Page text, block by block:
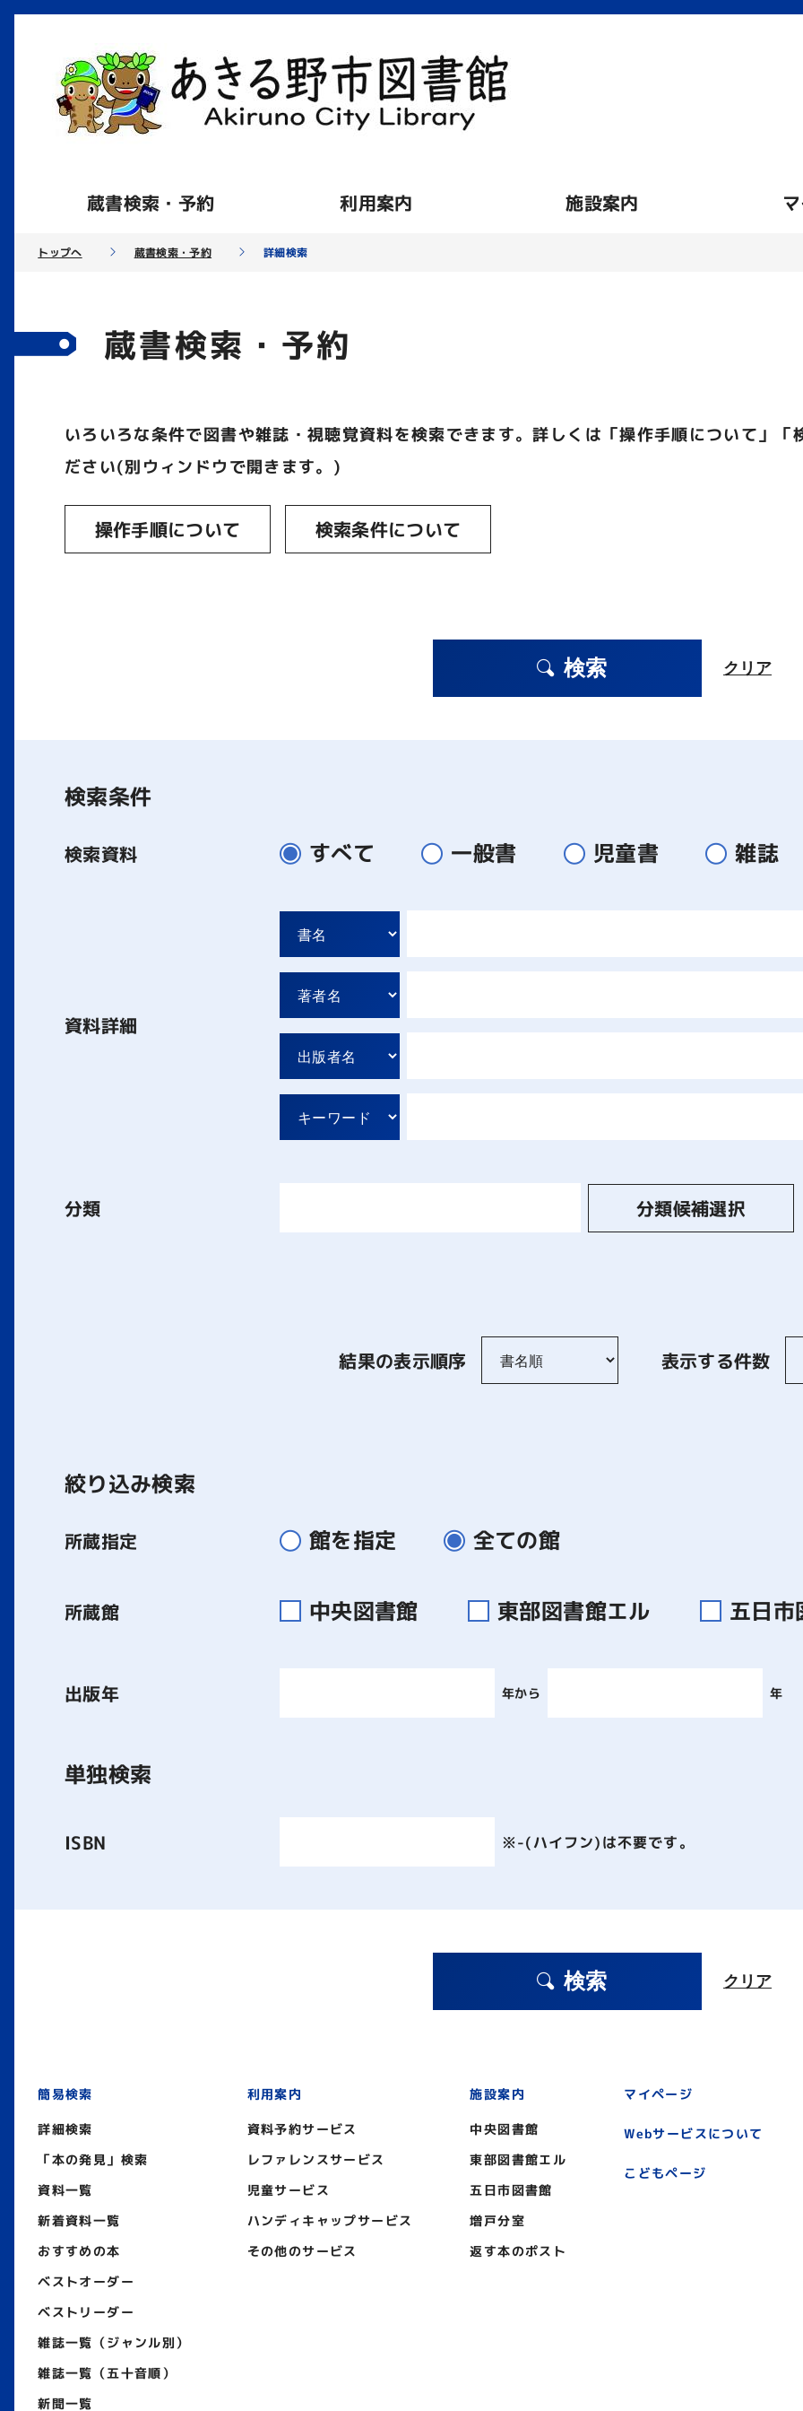
蔵書検索・予約 利用案内 施設案内
トップへ 蔵書検索・予約 詳細検索
蔵書検索・予約
いろいろな条件で図書や雑誌・視聴覚資料を検索できます。詳しくは「操作手順について」
ださい(別ウィンドウで開きます。)
操作手順について 検索条件について
検索 クリア
検索条件
検索資料 すべて 一般書 児童書 雑誌
資料詳細
分類 分類候補選択
結果の表示順序 表示する件数
絞り込み検索
所蔵指定 館を指定 全ての館
所蔵館 中央図書館 東部図書館エル 五日
出版年 年から 年
単独検索
ISBN ※-(ハイフン)は不要です。
検索 クリア
簡易検索
詳細検索
「本の発見」検索
資料一覧
新着資料一覧
おすすめの本
ベストオーダー
ベストリーダー
雑誌一覧（ジャンル別）
雑誌一覧（五十音順）
新聞一覧
利用案内
資料予約サービス
レファレンスサービス
児童サービス
ハンディキャップサービス
その他のサービス
施設案内
中央図書館
東部図書館エル
五日市図書館
増戸分室
返す本のポスト
マイページ
Webサービスについて
こどもページ